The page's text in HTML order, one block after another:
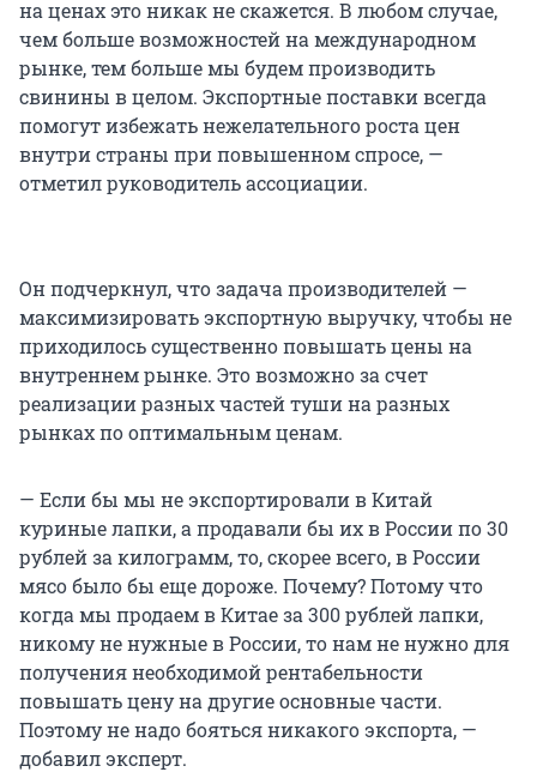
на ценах это никак не скажется. В любом случае,
чем больше возможностей на международном
рынке, тем больше мы будем производить
свинины в целом. Экспортные поставки всегда
помогут избежать нежелательного роста цен
внутри страны при повышенном спросе, —
отметил руководитель ассоциации.
Он подчеркнул, что задача производителей —
максимизировать экспортную выручку, чтобы не
приходилось существенно повышать цены на
внутреннем рынке. Это возможно за счет
реализации разных частей туши на разных
рынках по оптимальным ценам.
— Если бы мы не экспортировали в Китай
куриные лапки, а продавали бы их в России по 30
рублей за килограмм, то, скорее всего, в России
мясо было бы еще дороже. Почему? Потому что
когда мы продаем в Китае за 300 рублей лапки,
никому не нужные в России, то нам не нужно для
получения необходимой рентабельности
повышать цену на другие основные части.
Поэтому не надо бояться никакого экспорта, —
добавил эксперт.